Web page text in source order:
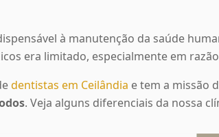
à manutenção da saúde
era limitado, especialmente em
dentistas em Ceilândia e tem a missão
. Veja alguns diferenciais da nossa